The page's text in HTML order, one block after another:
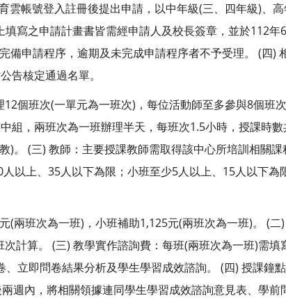
雲帳號登入註冊後提出申請，以中年級(三、四年級)、
寫之申請計畫書皆需經申請人及校長簽章，並於112年
備申請程序，逾期及未完成申請程序者不予受理。 (四)
告核定通過名單。
個班次(一單元為一班次)，每位活動師至多參與8個班
組，兩班次為一班辦理半天，每班次1.5小時，授課時
)。 (三) 教師：主要授課教師需取得該中心所培訓相關
以上、35人以下為限；小班至少5人以上、15人以下為
(兩班次為一班)，小班補助1,125元(兩班次為一班)。 (二
計算。 (三) 教學實作諮詢費：每班(兩班次為一班)需填
立即問卷結果分析及學生學習成效諮詢。 (四) 授課鐘
週內，將相關領據連同學生學習成效諮詢意見表、學前